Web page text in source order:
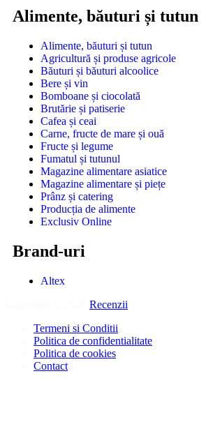
Alimente, băuturi și tutun
Alimente, băuturi și tutun
Agricultură și produse agricole
Băuturi și băuturi alcoolice
Bere și vin
Bomboane și ciocolată
Brutărie și patiserie
Cafea și ceai
Carne, fructe de mare și ouă
Fructe și legume
Fumatul și tutunul
Magazine alimentare asiatice
Magazine alimentare și piețe
Prânz și catering
Producția de alimente
Exclusiv Online
Brand-uri
Altex
Recenzii
Termeni si Conditii
Politica de confidentialitate
Politica de cookies
Contact